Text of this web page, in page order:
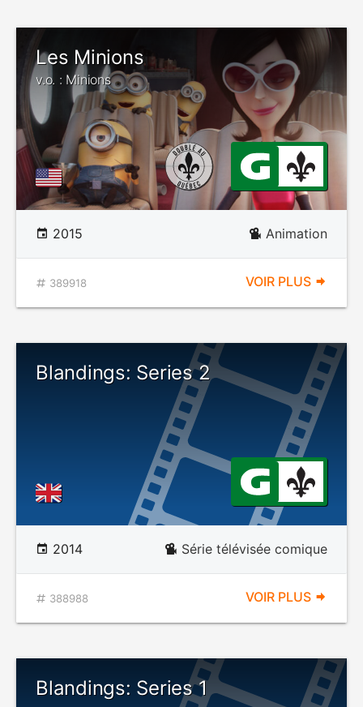
Les Minions
v.o. : Minions
2015 Animation
389918 VOIR PLUS
Blandings: Series 2
2014 Série télévisée comique
388988 VOIR PLUS
Blandings: Series 1